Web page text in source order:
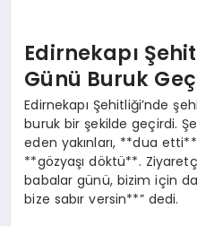
Edirnekapı
Günü Buruk
Edirnekapı Şehitliği’nde
buruk bir şekilde geçirdi.
eden yakınları, **dua
**gözyaşı döktü**.
babalar günü, bizim için
bize sabır versin**” dedi.